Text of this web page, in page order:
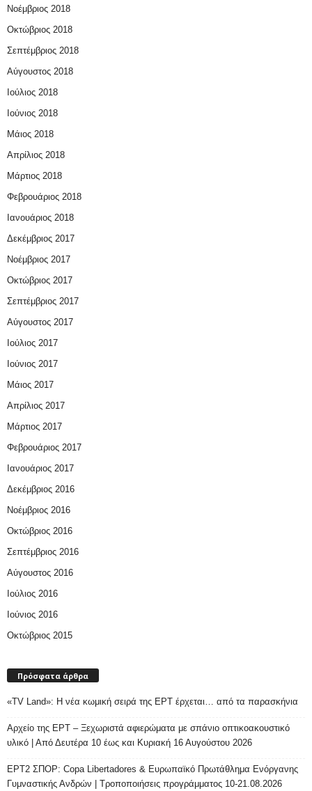
Νοέμβριος 2018
Οκτώβριος 2018
Σεπτέμβριος 2018
Αύγουστος 2018
Ιούλιος 2018
Ιούνιος 2018
Μάιος 2018
Απρίλιος 2018
Μάρτιος 2018
Φεβρουάριος 2018
Ιανουάριος 2018
Δεκέμβριος 2017
Νοέμβριος 2017
Οκτώβριος 2017
Σεπτέμβριος 2017
Αύγουστος 2017
Ιούλιος 2017
Ιούνιος 2017
Μάιος 2017
Απρίλιος 2017
Μάρτιος 2017
Φεβρουάριος 2017
Ιανουάριος 2017
Δεκέμβριος 2016
Νοέμβριος 2016
Οκτώβριος 2016
Σεπτέμβριος 2016
Αύγουστος 2016
Ιούλιος 2016
Ιούνιος 2016
Οκτώβριος 2015
Πρόσφατα άρθρα
«TV Land»: Η νέα κωμική σειρά της ΕΡΤ έρχεται… από τα παρασκήνια
Αρχείο της ΕΡΤ – Ξεχωριστά αφιερώματα με σπάνιο οπτικοακουστικό
υλικό | Από Δευτέρα 10 έως και Κυριακή 16 Αυγούστου 2026
ΕΡΤ2 ΣΠΟΡ: Copa Libertadores & Ευρωπαϊκό Πρωτάθλημα Ενόργανης
Γυμναστικής Ανδρών | Τροποποιήσεις προγράμματος 10-21.08.2026